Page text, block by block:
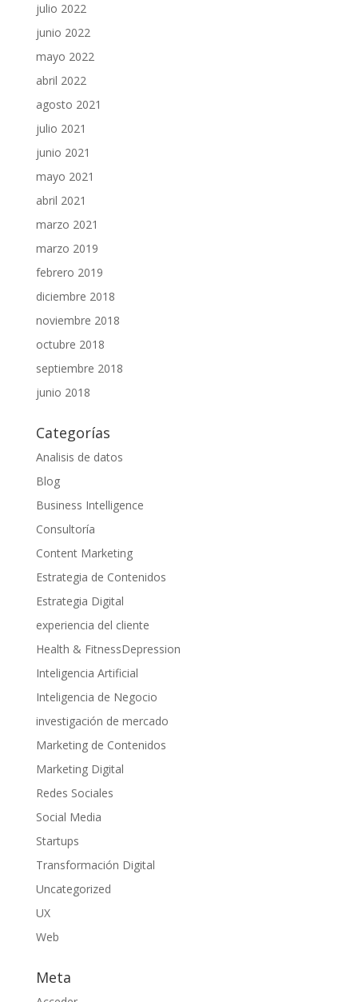
julio 2022
junio 2022
mayo 2022
abril 2022
agosto 2021
julio 2021
junio 2021
mayo 2021
abril 2021
marzo 2021
marzo 2019
febrero 2019
diciembre 2018
noviembre 2018
octubre 2018
septiembre 2018
junio 2018
Categorías
Analisis de datos
Blog
Business Intelligence
Consultoría
Content Marketing
Estrategia de Contenidos
Estrategia Digital
experiencia del cliente
Health & FitnessDepression
Inteligencia Artificial
Inteligencia de Negocio
investigación de mercado
Marketing de Contenidos
Marketing Digital
Redes Sociales
Social Media
Startups
Transformación Digital
Uncategorized
UX
Web
Meta